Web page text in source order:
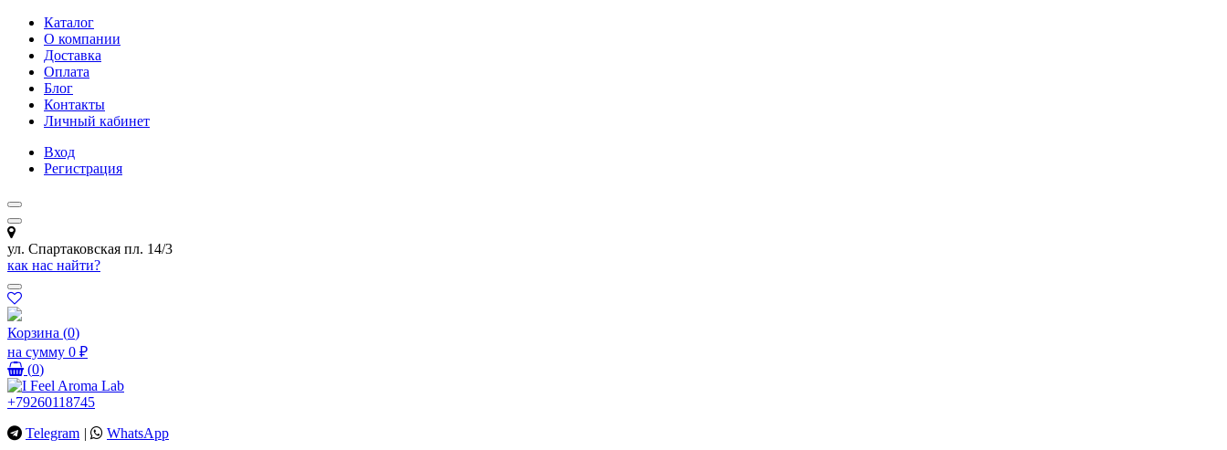
Каталог
О компании
Доставка
Оплата
Блог
Контакты
Личный кабинет
Вход
Регистрация
ул. Спартаковская пл. 14/3
как нас найти?
Корзина (0)
на сумму 0 ₽
(0)
+79260118745
Telegram |
WhatsApp